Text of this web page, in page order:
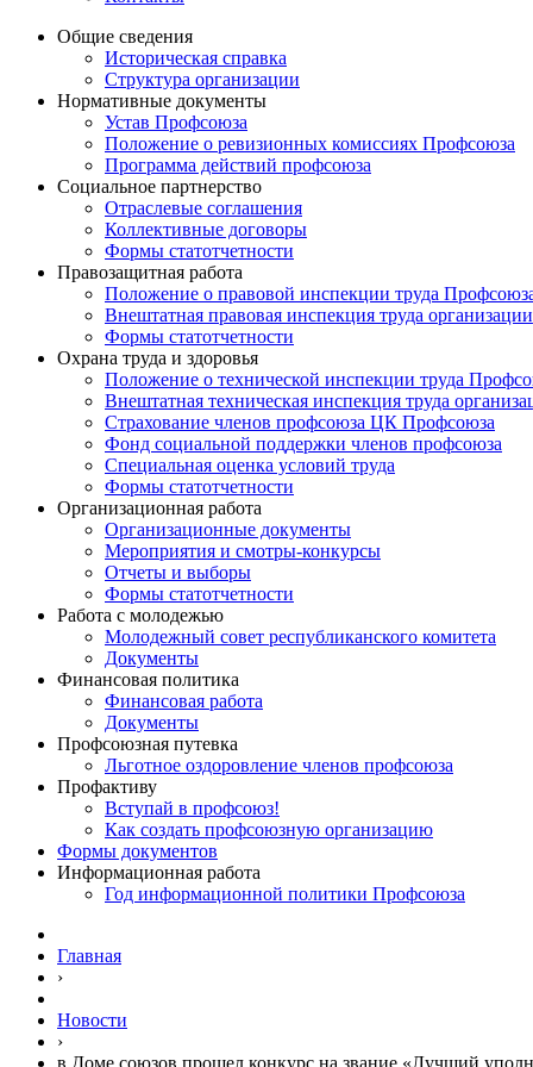
Общие сведения
Историческая справка
Структура организации
Нормативные документы
Устав Профсоюза
Положение о ревизионных комиссиях Профсоюза
Программа действий профсоюза
Социальное партнерство
Отраслевые соглашения
Коллективные договоры
Формы статотчетности
Правозащитная работа
Положение о правовой инспекции труда
Внештатная правовая инспекция труда организации
Формы статотчетности
Охрана труда и здоровья
Положение о технической инспекции труда
Внештатная техническая инспекция труда
Страхование членов профсоюза ЦК Профсоюза
Фонд социальной поддержки членов профсоюза
Специальная оценка условий труда
Формы статотчетности
Организационная работа
Организационные документы
Мероприятия и смотры-конкурсы
Отчеты и выборы
Формы статотчетности
Работа с молодежью
Молодежный совет республиканского комитета
Документы
Финансовая политика
Финансовая работа
Документы
Профсоюзная путевка
Льготное оздоровление членов профсоюза
Профактиву
Вступай в профсоюз!
Как создать профсоюзную организацию
Формы документов
Информационная работа
Год информационной политики Профсоюза
Главная
›
Новости
›
в Доме союзов прошел конкурс на звание «Лучший